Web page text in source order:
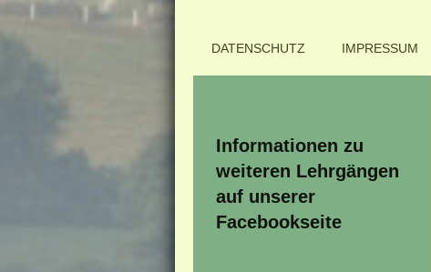
DATENSCHUTZ IMPRESSUM
Informationen zu
weiteren Lehrgängen
auf unserer
Facebookseite